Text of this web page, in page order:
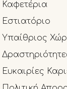
Καφετέρια
Εστιατόριο
Υπαίθριος
Ευκαιρίες